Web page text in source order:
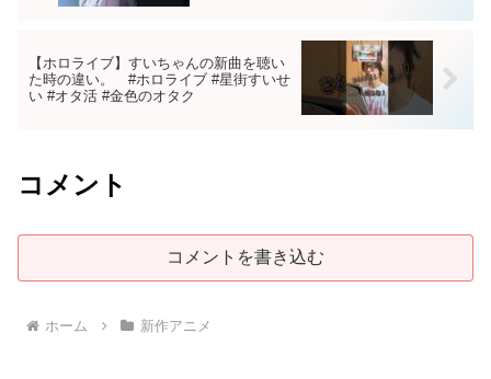
【ホロライブ】すいちゃんの新曲を聴い
た時の違い。 #ホロライブ #星街すいせ
い #オタ活 #金色のオタク
コメント
コメントを書き込む
ホーム 新作アニメ